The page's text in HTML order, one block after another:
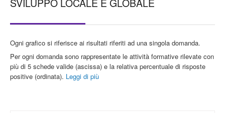
SVILUPPO LOCALE E GLOBALE
Ogni grafico si riferisce ai risultati riferiti ad una singola domanda.
Per ogni domanda sono rappresentate le attività formative rilevate con
più di 5 schede valide (ascissa) e la relativa percentuale di risposte
positive (ordinata). Leggi di più